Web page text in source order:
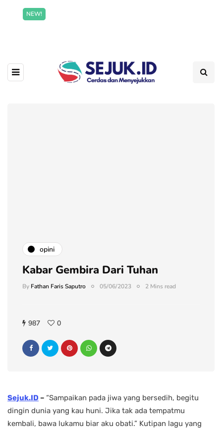
NEW!
opini
Kabar Gembira Dari Tuhan
By Fathan Faris Saputro 05/06/2023 2 Mins read
987 0
Sejuk.ID – “Sampaikan pada jiwa yang bersedih, begitu
dingin dunia yang kau huni. Jika tak ada tempatmu
kembali, bawa lukamu biar aku obati.” Kutipan lagu yang